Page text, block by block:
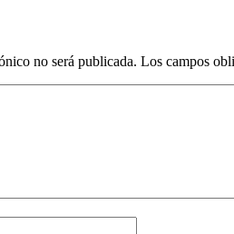
no será publicada. Los campos